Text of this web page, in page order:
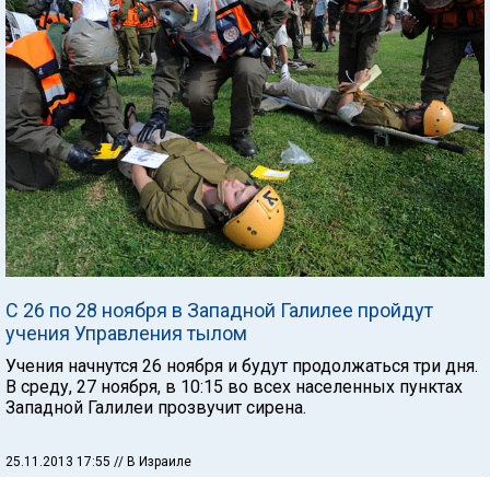
С 26 по 28 ноября в Западной Галилее пройдут
учения Управления тылом
Учения начнутся 26 ноября и будут продолжаться три дня.
В среду, 27 ноября, в 10:15 во всех населенных пунктах
Западной Галилеи прозвучит сирена.
25.11.2013 17:55 // В Израиле